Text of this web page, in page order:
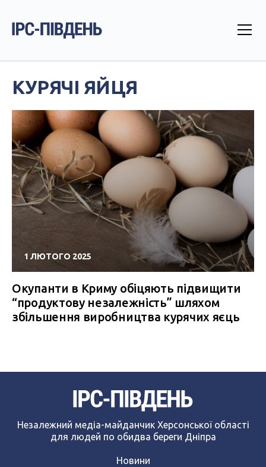
КУРЯЧІ ЯЙЦЯ
1 ЛЮТОГО 2025
Окупанти в Криму обіцяють підвищити
“продуктову незалежність” шляхом
збільшення виробництва курячих яєць
Незалежний медіа-майданчик Херсонської області
для людей по обидва береги Дніпра
Новини